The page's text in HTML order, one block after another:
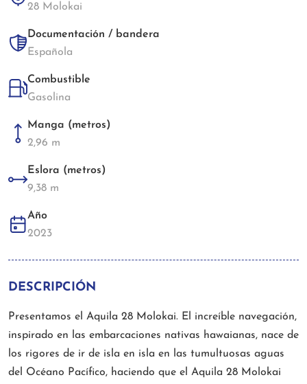
28 Molokai
Documentación / bandera
Española
Combustible
Gasolina
Manga (metros)
2,96 m
Eslora (metros)
9,38 m
Año
2023
DESCRIPCIÓN
Presentamos el Aquila 28 Molokai. El increíble navegación,
inspirado en las embarcaciones nativas hawaianas, nace de
los rigores de ir de isla en isla en las tumultuosas aguas
del Océano Pacífico, haciendo que el Aquila 28 Molokai